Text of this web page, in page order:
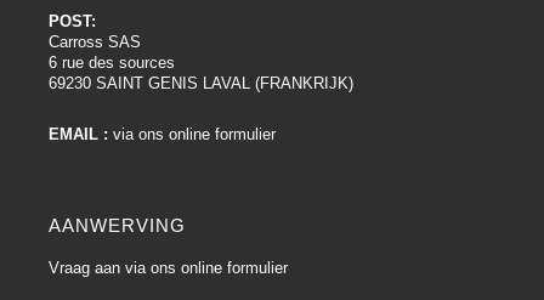
POST:
Carross SAS
6 rue des sources
69230 SAINT GENIS LAVAL (FRANKRIJK)
EMAIL : via ons online formulier
AANWERVING
Vraag aan via ons online formulier